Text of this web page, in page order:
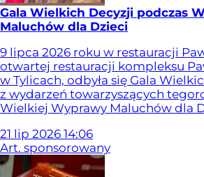
Gala Wielkich Decyzji podczas
Maluchów dla Dzieci
9 lipca 2026 roku w restauracji
otwartej restauracji kompleksu
w Tylicach, odbyła się Gala
z wydarzeń towarzyszących
Wielkiej Wyprawy Maluchów dla
21 lip 2026 14:06
Art. sponsorowany